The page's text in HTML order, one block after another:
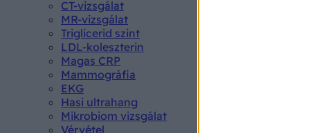
CT-vizsgálat
MR-vizsgálat
Triglicerid szint
LDL-koleszterin
Magas CRP
Mammográfia
EKG
Hasi ultrahang
Mikrobiom vizsgálat
Vérvétel